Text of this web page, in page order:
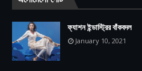
ফ্যাশন ইন্ডাস্ট্রির বাঁকবদল
January 10, 2021